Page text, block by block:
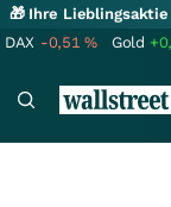
🎁 Ihre
DAX -0,51% Gold